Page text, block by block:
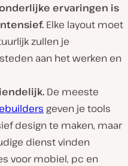
ervaringen is
Elke layout moet
zullen je
aan het werken en
De meeste
geven je tools
design te maken, maar
dienst vinden
voor mobiel, pc en